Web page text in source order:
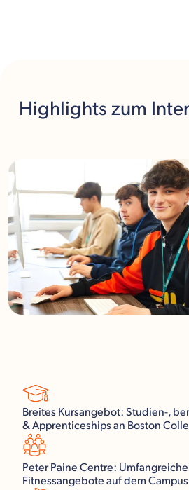
Highlights zum
Breites Kursangebot: Studien-,
& Apprenticeships an Boston
Peter Paine Centre:
Fitnessangebote auf dem Campus